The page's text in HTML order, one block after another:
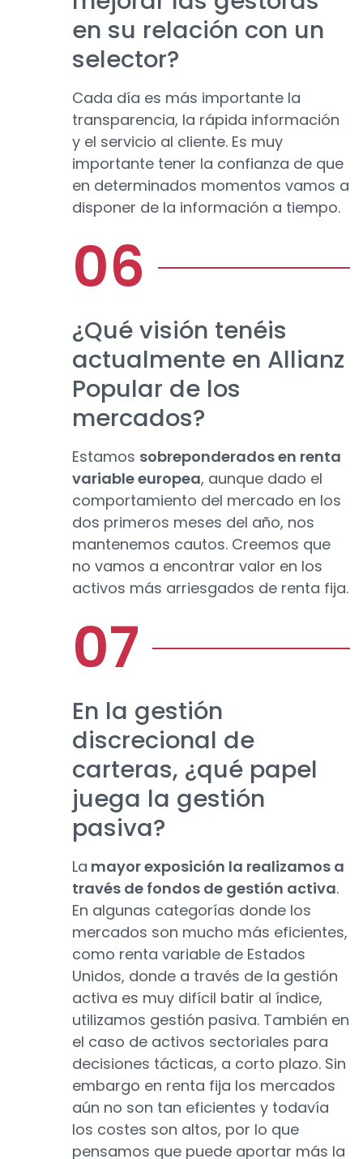
en su relación con un
selector?
Cada día es más importante la
transparencia, la rápida información
y el servicio al cliente. Es muy
importante tener la confianza de que
en determinados momentos vamos a
disponer de la información a tiempo.
¿Qué visión tenéis
actualmente en Allianz
Popular de los
mercados?
Estamos sobreponderados en renta
variable europea, aunque dado el
comportamiento del mercado en los
dos primeros meses del año, nos
mantenemos cautos. Creemos que
no vamos a encontrar valor en los
activos más arriesgados de renta fija.
En la gestión
discrecional de
carteras, ¿qué papel
juega la gestión
pasiva?
La mayor exposición la realizamos a
través de fondos de gestión activa.
En algunas categorías donde los
mercados son mucho más eficientes,
como renta variable de Estados
Unidos, donde a través de la gestión
activa es muy difícil batir al índice,
utilizamos gestión pasiva. También en
el caso de activos sectoriales para
decisiones tácticas, a corto plazo. Sin
embargo en renta fija los mercados
aún no son tan eficientes y todavía
los costes son altos, por lo que
pensamos que puede aportar más la